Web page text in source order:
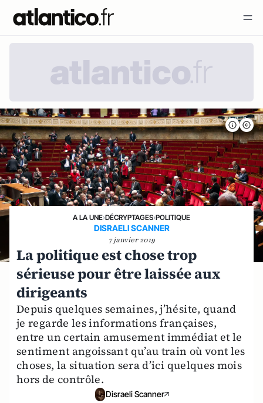
A LA UNE›DÉCRYPTAGES›POLITIQUE
DISRAELI SCANNER
7 janvier 2019
La politique est chose trop
sérieuse pour être laissée aux
dirigeants
Depuis quelques semaines, j’hésite, quand
je regarde les informations françaises,
entre un certain amusement immédiat et le
sentiment angoissant qu’au train où vont les
choses, la situation sera d’ici quelques mois
hors de contrôle.
Disraeli Scanner